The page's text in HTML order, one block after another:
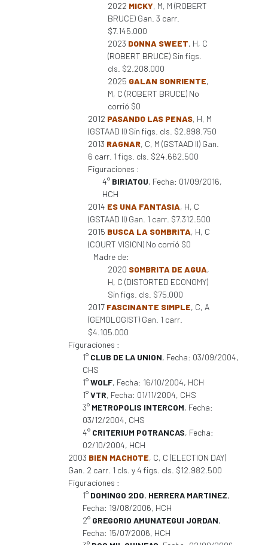
2022 MICKY, M, M (ROBERT
BRUCE) Gan. 3 carr.
$7.145.000
2023 DONNA SWEET, H, C
(ROBERT BRUCE) Sin figs.
cls. $2.208.000
2025 GALAN SONRIENTE,
M, C (ROBERT BRUCE) No
corrió $0
2012 PASANDO LAS PENAS, H, M
(GSTAAD II) Sin figs. cls. $2.898.750
2013 RAGNAR, C, M (GSTAAD II) Gan.
6 carr. 1 figs. cls. $24.662.500
Figuraciones :
4° BIRIATOU, Fecha: 01/09/2016,
HCH
2014 ES UNA FANTASIA, H, C
(GSTAAD II) Gan. 1 carr. $7.312.500
2015 BUSCA LA SOMBRITA, H, C
(COURT VISION) No corrió $0
Madre de:
2020 SOMBRITA DE AGUA,
H, C (DISTORTED ECONOMY)
Sin figs. cls. $75.000
2017 FASCINANTE SIMPLE, C, A
(GEMOLOGIST) Gan. 1 carr.
$4.105.000
Figuraciones :
1° CLUB DE LA UNION, Fecha: 03/09/2004,
CHS
1°WOLF, Fecha: 16/10/2004, HCH
1°VTR, Fecha: 01/11/2004, CHS
3° METROPOLIS INTERCOM, Fecha:
03/12/2004, CHS
4° CRITERIUM POTRANCAS, Fecha:
02/10/2004, HCH
2003 BIEN MACHOTE, C, C (ELECTION DAY)
Gan. 2 carr. 1 cls. y 4 figs. cls. $12.982.500
Figuraciones :
1° DOMINGO 2DO. HERRERA MARTINEZ,
Fecha: 19/08/2006, HCH
2° GREGORIO AMUNATEGUI JORDAN,
Fecha: 15/07/2006, HCH